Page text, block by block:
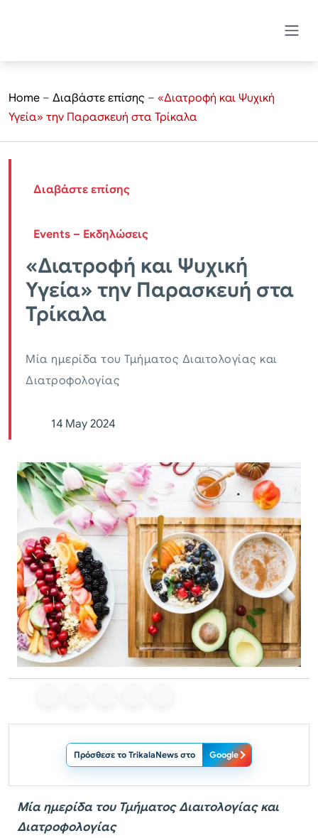
Home – Διαβάστε επίσης – «Διατροφή και Ψυχική
Υγεία» την Παρασκευή στα Τρίκαλα
Διαβάστε επίσης
Events – Εκδηλώσεις
«Διατροφή και Ψυχική
Υγεία» την Παρασκευή στα
Τρίκαλα
Μία ημερίδα του Τμήματος Διαιτολογίας και
Διατροφολογίας
14 May 2024
Πρόσθεσε το TrikalaNews στο Google
Μία ημερίδα του Τμήματος Διαιτολογίας και
Διατροφολογίας